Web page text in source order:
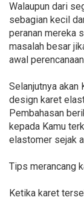
Walaupun dari
sebagian kecil
peranan mereka
masalah besar
awal
Selanjutnya akan
design karet
Pembahasan
kepada Kamu
elastomer sejak
Tips merancang
Ketika karet